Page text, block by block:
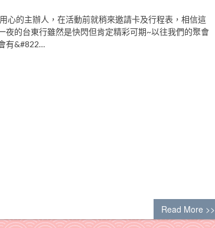
心的主辦人，在活動前就稍來邀請卡及行程表，相信這
夜的台東行雖然是快閃但肯定精彩可期~以往我們的聚會
有&#822…
Read More >>